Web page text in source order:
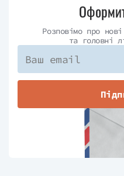
Розповімо про
та головні